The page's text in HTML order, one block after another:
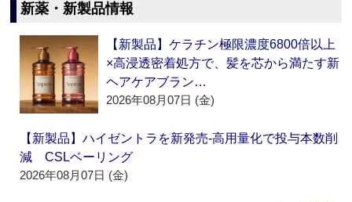
新薬・新製品情報
【新製品】ケラチン極限濃度6800倍以上
×高浸透密着処方で、髪を芯から満たす新
ヘアケアブラン…
2026年08月07日 (金)
【新製品】ハイゼントラを新発売‐高用量化で投与本数削
減 CSLベーリング
2026年08月07日 (金)